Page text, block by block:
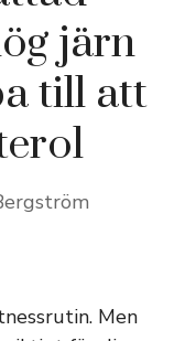
järn
till att
Men